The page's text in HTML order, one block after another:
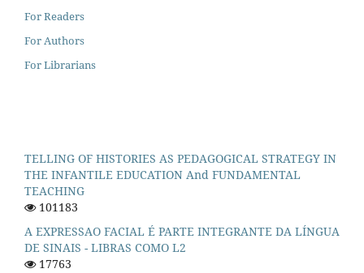
For Readers
For Authors
For Librarians
TELLING OF HISTORIES AS PEDAGOGICAL STRATEGY IN
THE INFANTILE EDUCATION And FUNDAMENTAL
TEACHING
101183
A EXPRESSAO FACIAL É PARTE INTEGRANTE DA LÍNGUA
DE SINAIS - LIBRAS COMO L2
17763